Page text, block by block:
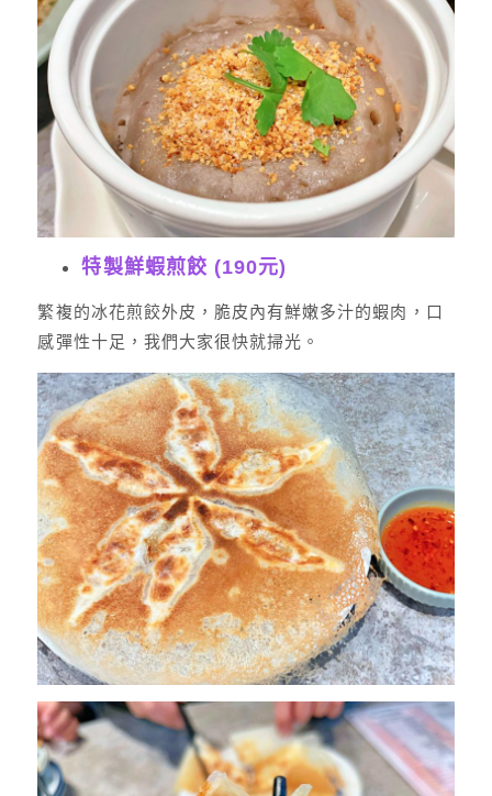
特製鮮蝦煎餃 (190元)
繁複的冰花煎餃外皮，脆皮內有鮮嫩多汁的蝦肉，口
感彈性十足，我們大家很快就掃光。